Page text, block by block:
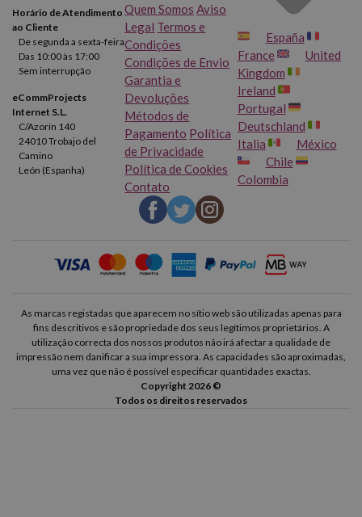
Horário de Atendimento
ao Cliente
De segunda a sexta-feira
Das 10:00 às 17:00
Sem interrupção
eCommProjects
Internet S.L.
C/Azorín 140
24010 Trobajo del
Camino
León (Espanha)
Quem Somos Aviso
Legal Termos e
Condições
Condições de Envio
Garantia e
Devoluções
Métodos de
Pagamento Política
de Privacidade
Política de Cookies
Contato
España
France
United
Kingdom
Ireland
Portugal
Deutschland
Italia
México
Chile
Colombia
As marcas registadas que aparecem no sítio web são utilizadas apenas para
fins descritivos e são propriedade dos seus legítimos proprietários. A
utilização correcta dos nossos produtos não irá afectar a qualidade de
impressão nem danificar a sua impressora. As capacidades são aproximadas,
uma vez que não é possível especificar quantidades exactas.
Copyright 2026 ©
Todos os direitos reservados